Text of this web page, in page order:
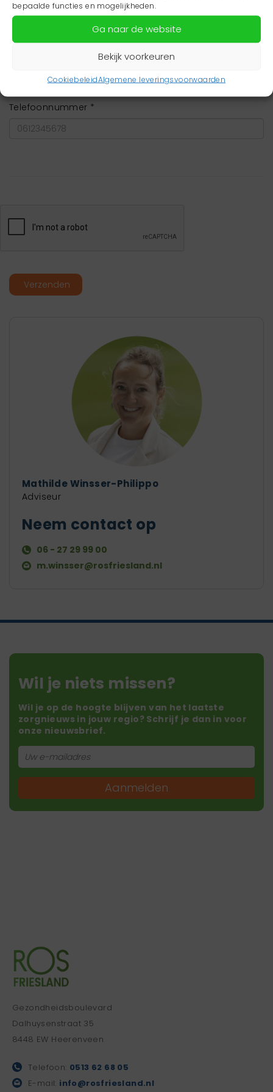
bepaalde functies en mogelijkheden.
Ga naar de website
Bekijk voorkeuren
CookiebeleidAlgemene leveringsvoorwaarden
Geslacht *
Man
Neutraal
Telefoonnummer *
Mathilde Winsser-Philippo
Adviseur
Neem contact op
06 - 27 29 99 00
m.winsser@rosfriesland.nl
Wil je niets missen?
Wil je op de hoogte blijven van het laatste
zorgnieuws in jouw regio? Schrijf je dan in voor
onze nieuwsbrief.
Aanmelden
Gezondheidsboulevard
Dalhuysenstraat 35
8448 EW Heerenveen
Telefoon: 0513 62 68 05
E-mail: info@rosfriesland.nl